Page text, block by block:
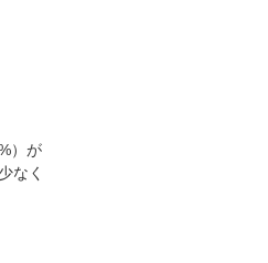
）が
なく